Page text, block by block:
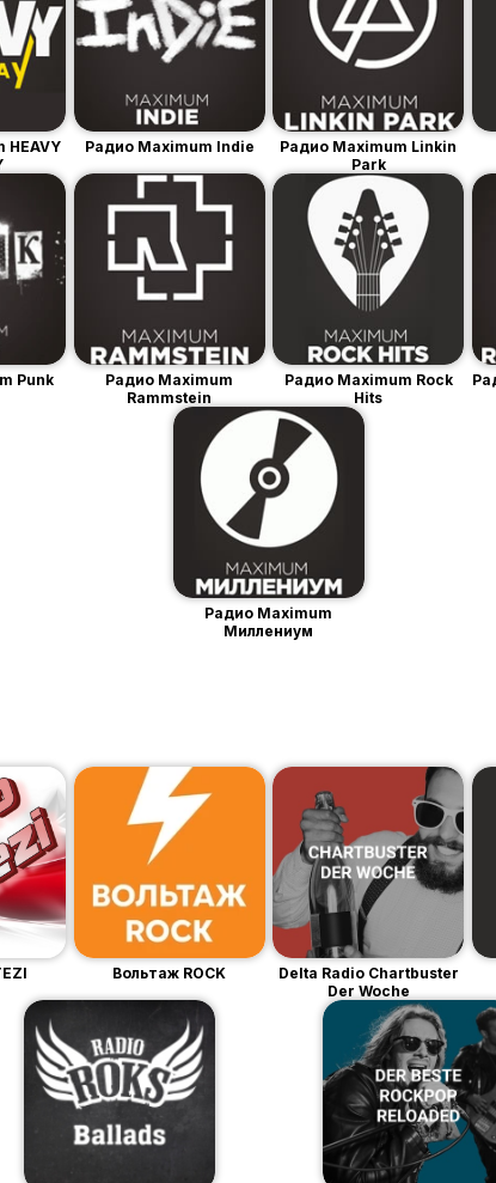
HEAVY
Радио Maximum Indie
Радио Maximum Linkin
Park
Punk
Радио Maximum
Rammstein
Радио Maximum Rock
Hits
Радио Maximum
Миллениум
Вольтаж ROCK
Delta Radio Chartbuster
Der Woche